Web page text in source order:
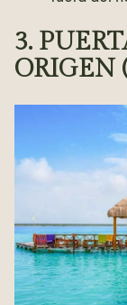
3.
ORIGEN